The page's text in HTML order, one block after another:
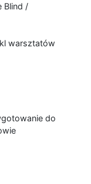
Blind /
warsztatów
do